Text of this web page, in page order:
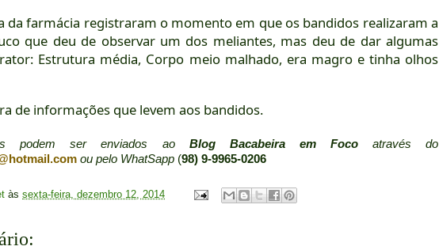
da farmácia registraram o momento em que os bandidos realizaram a
que deu de observar um dos meliantes, mas deu de dar algumas
Estrutura média, Corpo meio malhado, era magro e tinha olhos
de informações que levem aos bandidos.
podem ser enviados ao Blog Bacabeira em Focoatravés do
ou pelo WhatSapp (98) 9-9965-0206
às sexta-feira, dezembro 12, 2014